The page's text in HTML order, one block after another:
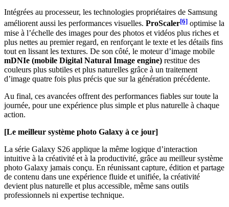
Intégrées au processeur, les technologies propriétaires de Samsung
améliorent aussi les performances visuelles. ProScaler[6] optimise la
mise à l’échelle des images pour des photos et vidéos plus riches et
plus nettes au premier regard, en renforçant le texte et les détails fins
tout en lissant les textures. De son côté, le moteur d’image mobile
mDNIe (mobile Digital Natural Image engine) restitue des
couleurs plus subtiles et plus naturelles grâce à un traitement
d’image quatre fois plus précis que sur la génération précédente.
Au final, ces avancées offrent des performances fiables sur toute la
journée, pour une expérience plus simple et plus naturelle à chaque
action.
[Le meilleur système photo Galaxy à ce jour]
La série Galaxy S26 applique la même logique d’interaction
intuitive à la créativité et à la productivité, grâce au meilleur système
photo Galaxy jamais conçu. En réunissant capture, édition et partage
de contenu dans une expérience fluide et unifiée, la créativité
devient plus naturelle et plus accessible, même sans outils
professionnels ni expertise technique.